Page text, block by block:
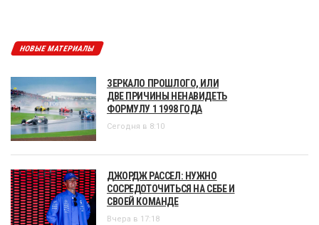
НОВЫЕ МАТЕРИАЛЫ
ЗЕРКАЛО ПРОШЛОГО, ИЛИ
ДВЕ ПРИЧИНЫ НЕНАВИДЕТЬ
ФОРМУЛУ 1 1998 ГОДА
Сегодня в 8:10
ДЖОРДЖ РАССЕЛ: НУЖНО
СОСРЕДОТОЧИТЬСЯ НА СЕБЕ И
СВОЕЙ КОМАНДЕ
Вчера в 17:18